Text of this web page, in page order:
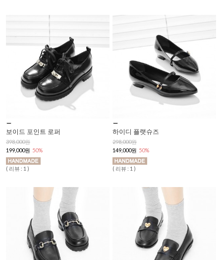
보이드 포인트 로퍼
398,000원
199,000원 50%
( 리뷰 : 1 )
하이디 플랫슈즈
298,000원
149,000원 50%
( 리뷰 : 1 )